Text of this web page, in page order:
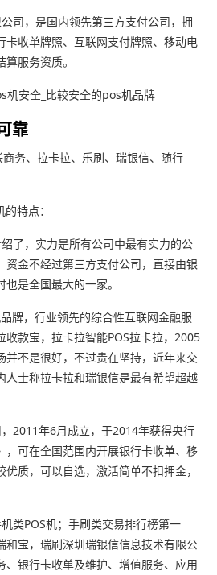
司，是国内领先第三方支付公司，拥
卡收单牌照、互联网支付牌照、移动电
服务资质。
靠
务、拉卡拉、乐刷、瑞银信、随行
特点：
了，实力是所有公司中最有实力的公
资金不经过第三方支付公司，直接由银
是全国最大的一家。
牌，行业领先的综合性互联网金融服
收款宝，拉卡拉智能POS拉卡拉，2005
并不是很好，不过贵在坚持，近年来交
人士称拉卡拉和瑞银信是最有希望超越
2011年6月成立，于2014年获得央行
，可在全国范围内开展银行卡收单、移
质，可以自选，激活简单不扣押金，
类POS机；手刷类交易排行榜第一
和宝，瑞刷深圳瑞银信信息技术有限公
、银行卡收单及维护、增值服务、应用